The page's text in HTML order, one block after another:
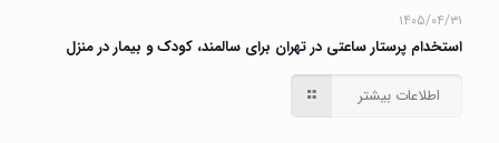
۱۴۰۵/۰۴/۳۱
استخدام پرستار ساعتی در تهران برای سالمند، کودک و بیمار در منزل
اطلاعات بیشتر